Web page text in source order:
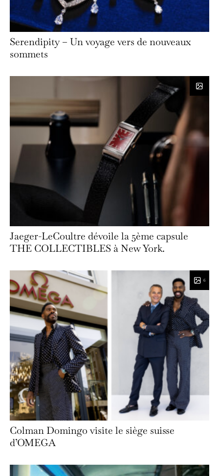
Serendipity – Un voyage vers de nouveaux
sommets
Jaeger-LeCoultre dévoile la 5ème capsule
THE COLLECTIBLES à New York.
6
Colman Domingo visite le siège suisse
d’OMEGA